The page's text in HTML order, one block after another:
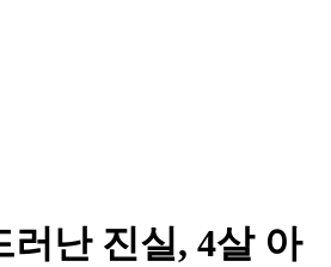
러난 진실, 4살 아